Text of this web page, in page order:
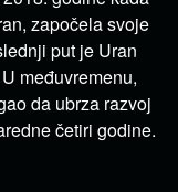
započela svoje
put je Uran
međuvremenu,
da ubrza razvoj
četiri godine.